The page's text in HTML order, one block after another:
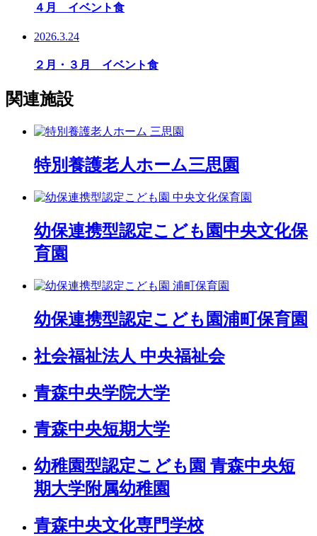
４月 イベント食
2026.3.24
２月・３月 イベント食
関連施設
特別養護老人ホーム三思園
幼保連携型認定こども園中央文化保
育園
幼保連携型認定こども園浦町保育園
社会福祉法人 中央福祉会
青森中央学院大学
青森中央短期大学
幼稚園型認定こども園 青森中央短
期大学附属幼稚園
青森中央文化専門学校